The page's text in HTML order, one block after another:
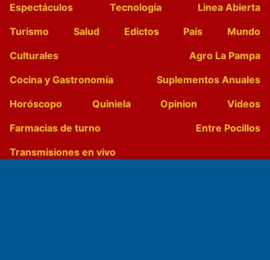
Espectáculos
Tecnología
Linea Abierta
Turismo
Salud Edictos País
Mundo
Culturales
Agro La Pampa
Cocina y Gastronomía
Suplementos Anuales
Horóscopo
Quiniela Opinion
Videos
Farmacias de turno
Entre Pocillos
Transmisiones en vivo